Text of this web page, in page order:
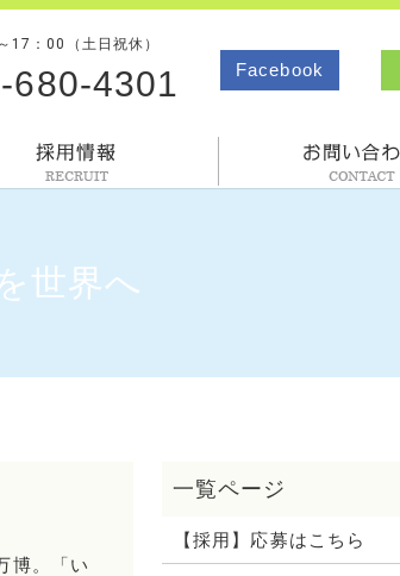
17：00（土日祝休）
680-4301 Facebook
世界へ
博。「い
【採用】応募はこちら